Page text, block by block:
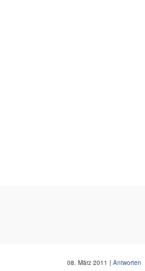
08. März 2011 | Antworten